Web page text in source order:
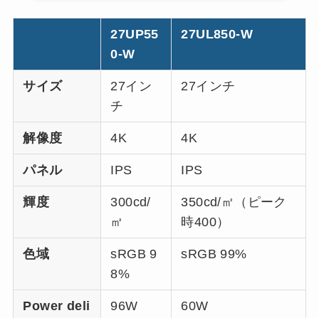
27UP55
0-W
27UL850-W
サイズ
27イン
チ
27インチ
解像度 4K 4K
パネル IPS IPS
輝度
300cd/
㎡
350cd/㎡（ピーク
時400）
色域
sRGB 9
8%
sRGB 99%
Power deli
96W 60W